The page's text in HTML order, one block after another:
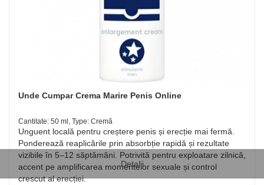
Detalii
Unde Cumpar Crema Marire Penis Online
Cantitate: 50 ml, Type: Cremă
Unguent locală pentru creștere penis și erecție mai fermă.
Ponderează reaplicările prin absorbție rapidă și rezultate
vizibile în 5–12 săptămâni. Potrivită pentru exploatare zilnică,
accent pe amplificarea momentelor sexuale și control
crescut al erecției.